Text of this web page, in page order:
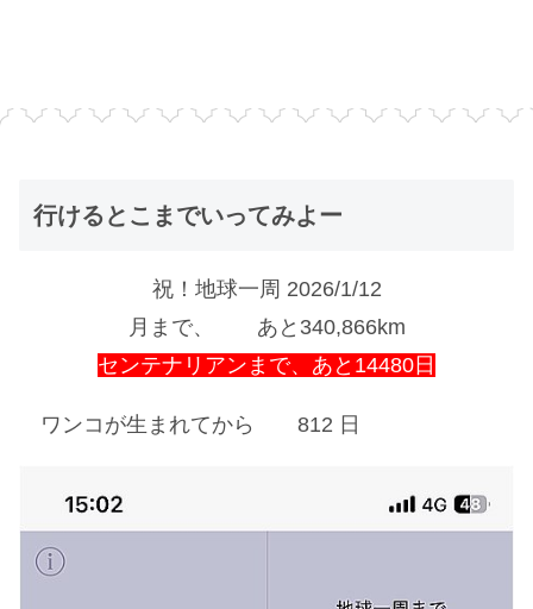
行けるとこまでいってみよー
祝！地球一周 2026/1/12
月まで、 あと340,866km
センテナリアンまで、あと14480日
ワンコが生まれてから 812 日